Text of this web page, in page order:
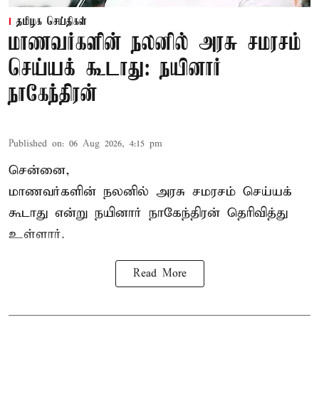
தமிழக செய்திகள்
மாணவர்களின் நலனில் அரசு சமரசம்
செய்யக் கூடாது: நயினார்
நாகேந்திரன்
Published on: 06 Aug 2026, 4:15 pm
சென்னை,
மாணவர்களின் நலனில் அரசு சமரசம் செய்யக்
கூடாது என்று நயினார் நாகேந்திரன் தெரிவித்து
உள்ளார்.
Read More